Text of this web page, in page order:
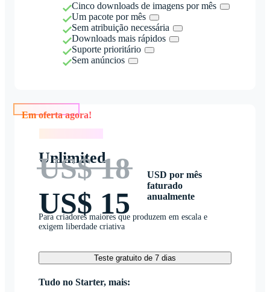
Cinco downloads de imagens por mês
Um pacote por mês
Sem atribuição necessária
Downloads mais rápidos
Suporte prioritário
Sem anúncios
Unlimited
US$ 18
US$ 15
USD por mês
faturado
anualmente
Para criadores maiores que produzem em escala e
exigem liberdade criativa
Teste gratuito de 7 dias
Tudo no Starter, mais: